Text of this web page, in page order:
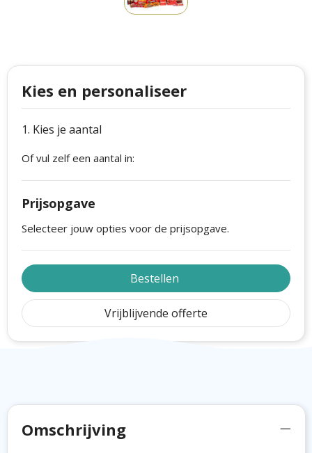
Craft
Thule
Case Logic
Mepal
Parker
Stanley
Kerstspellen
Kersttassen
kerstkaarsen
Kies en personaliseer
1. Kies je aantal
Of vul zelf een aantal in:
Prijsopgave
Selecteer jouw opties voor de prijsopgave.
Bestellen
Vrijblijvende offerte
Omschrijving